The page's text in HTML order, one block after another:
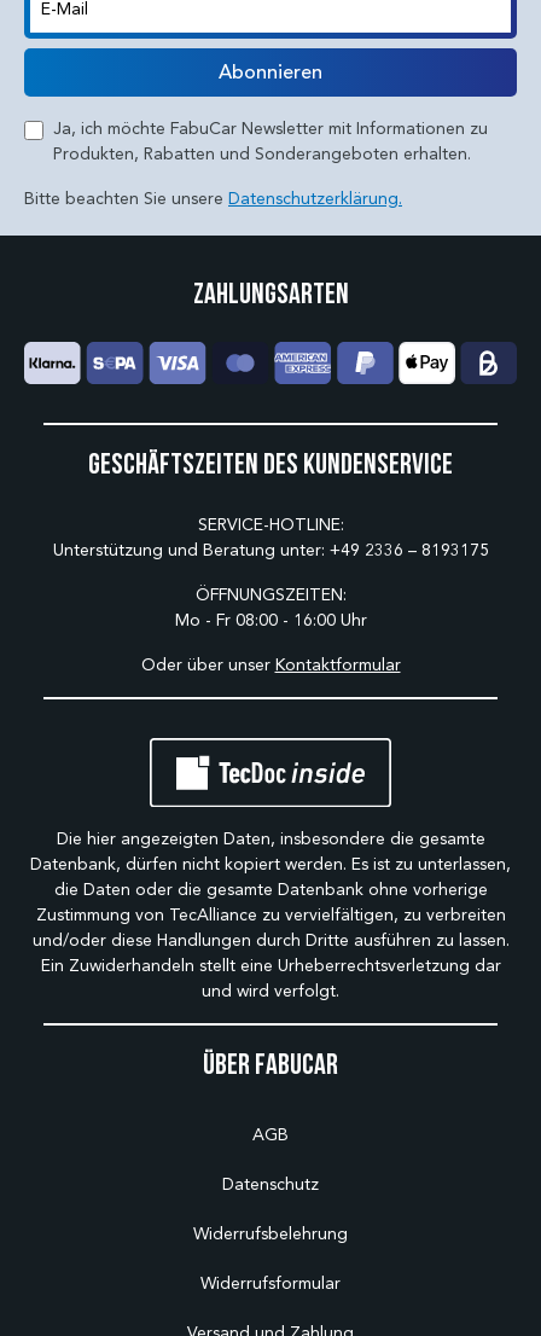
E-Mail
Abonnieren
Ja, ich möchte FabuCar Newsletter mit Informationen zu
Produkten, Rabatten und Sonderangeboten erhalten.
Bitte beachten Sie unsere Datenschutzerklärung.
Über Fabucar
AGB
Datenschutz
Widerrufsbelehrung
Widerrufsformular
Geschäftszeiten des Kundenservice
SERVICE-HOTLINE:
Unterstützung und Beratung unter: +49 2336 – 8193175
ÖFFNUNGSZEITEN:
Mo - Fr 08:00 - 16:00 Uhr
Oder über unser Kontaktformular
Zahlungsarten
Die hier angezeigten Daten, insbesondere die gesamte
Datenbank, dürfen nicht kopiert werden. Es ist zu unterlassen,
die Daten oder die gesamte Datenbank ohne vorherige
Zustimmung von TecAlliance zu vervielfältigen, zu verbreiten
und/oder diese Handlungen durch Dritte ausführen zu lassen.
Ein Zuwiderhandeln stellt eine Urheberrechtsverletzung dar
und wird verfolgt.